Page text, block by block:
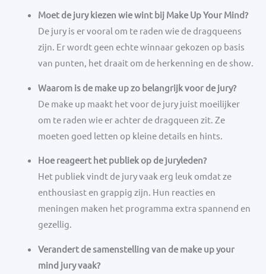
Moet de jury kiezen wie wint bij Make Up Your Mind?
De jury is er vooral om te raden wie de dragqueens
zijn. Er wordt geen echte winnaar gekozen op basis
van punten, het draait om de herkenning en de show.
Waarom is de make up zo belangrijk voor de jury?
De make up maakt het voor de jury juist moeilijker
om te raden wie er achter de dragqueen zit. Ze
moeten goed letten op kleine details en hints.
Hoe reageert het publiek op de juryleden?
Het publiek vindt de jury vaak erg leuk omdat ze
enthousiast en grappig zijn. Hun reacties en
meningen maken het programma extra spannend en
gezellig.
Verandert de samenstelling van de make up your
mind jury vaak?